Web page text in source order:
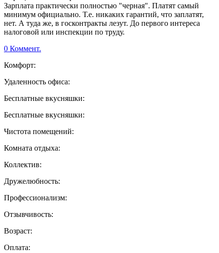
Зарплата практически полностью "черная". Платят самый
минимум официально. Т.е. никаких гарантий, что заплатят,
нет. А туда же, в госконтракты лезут. До первого интереса
налоговой или инспекции по труду.
0 Коммент.
Комфорт:
Удаленность офиса:
Бесплатные вкусняшки:
Бесплатные вкусняшки:
Чистота помещений:
Комната отдыха:
Коллектив:
Дружелюбность:
Профессионализм:
Отзывчивость:
Возраст:
Оплата: